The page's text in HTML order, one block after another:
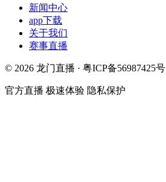
新闻中心
app下载
关于我们
赛事直播
© 2026 龙门直播 · 粤ICP备56987425号
官方直播 极速体验 隐私保护